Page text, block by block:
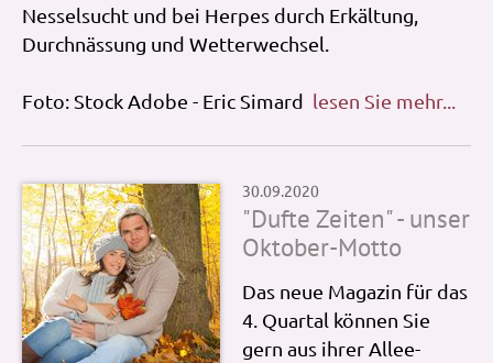
Nesselsucht und bei Herpes durch Erkältung,
Durchnässung und Wetterwechsel.
Foto: Stock Adobe - Eric Simard lesen Sie mehr...
30.09.2020
"Dufte Zeiten" - unser
Oktober-Motto
Das neue Magazin für das
4. Quartal können Sie
gern aus ihrer Allee-